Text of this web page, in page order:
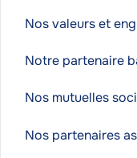
Nos valeurs et
Notre partenaire
Nos mutuelles
Nos partenaires